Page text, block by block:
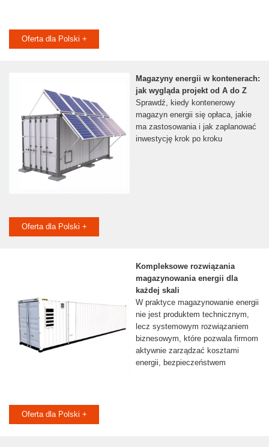
Oferta dla Polski +
Magazyny energii w kontenerach:
jak wygląda projekt od A do Z
Sprawdź, kiedy kontenerowy
magazyn energii się opłaca, jakie
ma zastosowania i jak zaplanować
inwestycję krok po kroku
Oferta dla Polski +
Kompleksowe rozwiązania
magazynowania energii dla
każdej skali
W praktyce magazynowanie energii
nie jest produktem technicznym,
lecz systemowym rozwiązaniem
biznesowym, które pozwala firmom
aktywnie zarządzać kosztami
energii, bezpieczeństwem
Oferta dla Polski +